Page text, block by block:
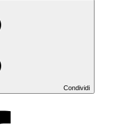
Condividi